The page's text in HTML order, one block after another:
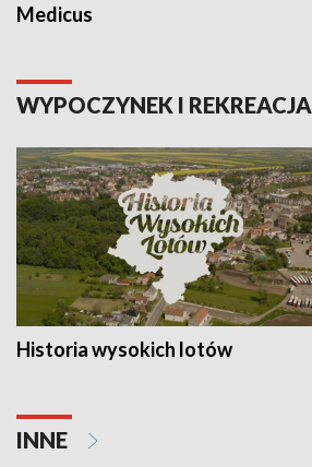
Medicus
WYPOCZYNEK I REKREACJA
Historia wysokich lotów
INNE